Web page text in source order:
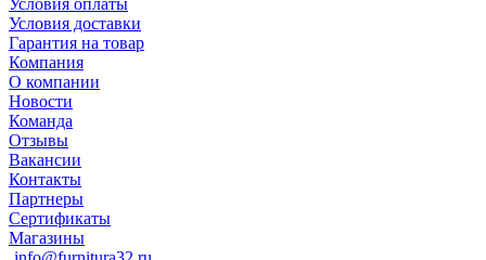
Условия оплаты
Условия доставки
Гарантия на товар
Компания
О компании
Новости
Команда
Отзывы
Вакансии
Контакты
Партнеры
Сертификаты
Магазины